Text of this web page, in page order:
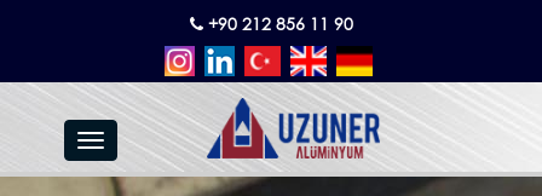
+90 212 856 11 90
Toggle
navigation